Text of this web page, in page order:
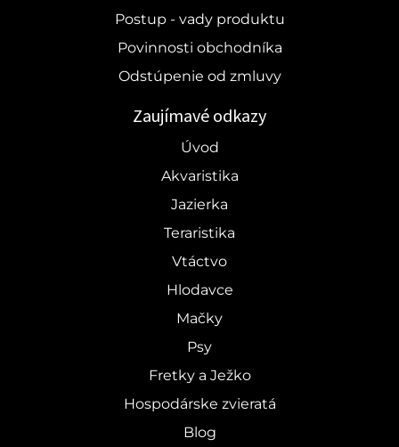
Postup - vady produktu
Povinnosti obchodníka
Odstúpenie od zmluvy
Zaujímavé odkazy
Úvod
Akvaristika
Jazierka
Teraristika
Vtáctvo
Hlodavce
Mačky
Psy
Fretky a Ježko
Hospodárske zvieratá
Blog